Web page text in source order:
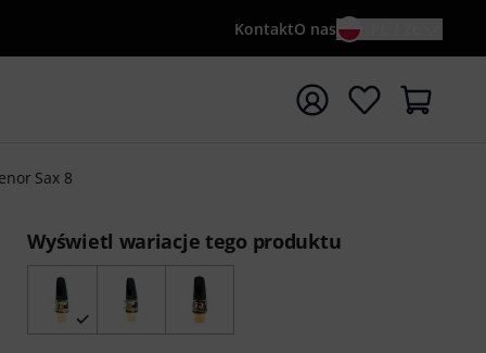
KontaktO nas
wyszukiwanie od słowa kluczowego {searchTerm}
Sax 8
Wyświetl wariacje tego produktu